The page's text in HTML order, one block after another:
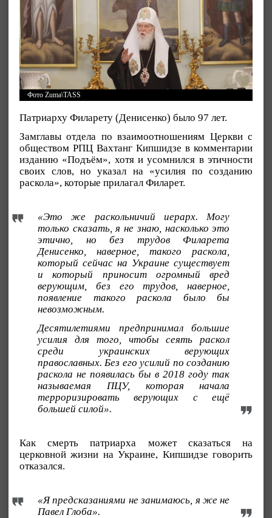
Фото Zuma\TASS
Патриарху Филарету (Денисенко) было 97 лет.
Замглавы отдела по взаимоотношениям Церкви с
обществом РПЦ Вахтанг Кипшидзе в комментарии
изданию «Подъём», хотя и усомнился в этичности
своих слов, но указал на «усилия по созданию
раскола», которые прилагал Филарет.
«Это же раскольничий иерарх. Могу
только сказать, я не знаю, насколько это
этично, но без трудов Филарета
Денисенко, наверное, такого раскола,
который сейчас на Украине существует
и который приносит огромный вред
верующим, без его трудов, наверное,
появление такого раскола было бы
невозможным.
Десятилетиями предпринимал большие
усилия для того, чтобы сеять раскол
среди украинских верующих
православных. Без его усилий по созданию
раскола не появилась бы в 2018 году так
называемая ПЦУ, которая начала
терроризировать верующих с ещё
большей силой».
Как смерть патриарха может сказаться на
церковной жизни на Украине, Кипшидзе говорить
отказался.
«Я предсказаниями не занимаюсь, я же не
Павел Глоба».